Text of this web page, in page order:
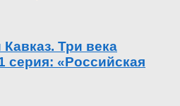
Три века
серия: «Российская